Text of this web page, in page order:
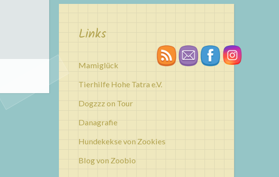
Links
Mamiglück
Tierhilfe Hohe Tatra e.V.
Dogzzz on Tour
Danagrafie
Hundekekse von Zookies
Blog von Zoobio